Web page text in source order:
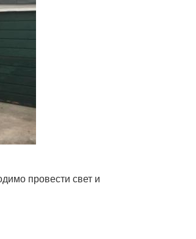
провести свет и